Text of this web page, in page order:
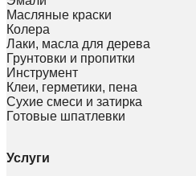
Масляные краски
Колера
Лаки, масла для дерева
Грунтовки и пропитки
Инструмент
Клеи, герметики, пена
Сухие смеси и затирка
Готовые шпатлевки
Услуги